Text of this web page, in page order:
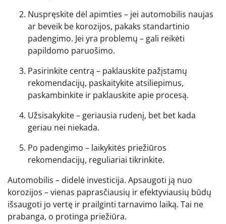
Nuspręskite dėl apimties – jei automobilis naujas
ar beveik be korozijos, pakaks standartinio
padengimo. Jei yra problemų – gali reikėti
papildomo paruošimo.
Pasirinkite centrą – paklauskite pažįstamų
rekomendacijų, paskaitykite atsiliepimus,
paskambinkite ir paklauskite apie procesą.
Užsisakykite – geriausia rudenį, bet bet kada
geriau nei niekada.
Po padengimo – laikykitės priežiūros
rekomendacijų, reguliariai tikrinkite.
Automobilis – didelė investicija. Apsaugoti ją nuo
korozijos – vienas paprasčiausių ir efektyviausių būdų
išsaugoti jo vertę ir prailginti tarnavimo laiką. Tai ne
prabanga, o protinga priežiūra.